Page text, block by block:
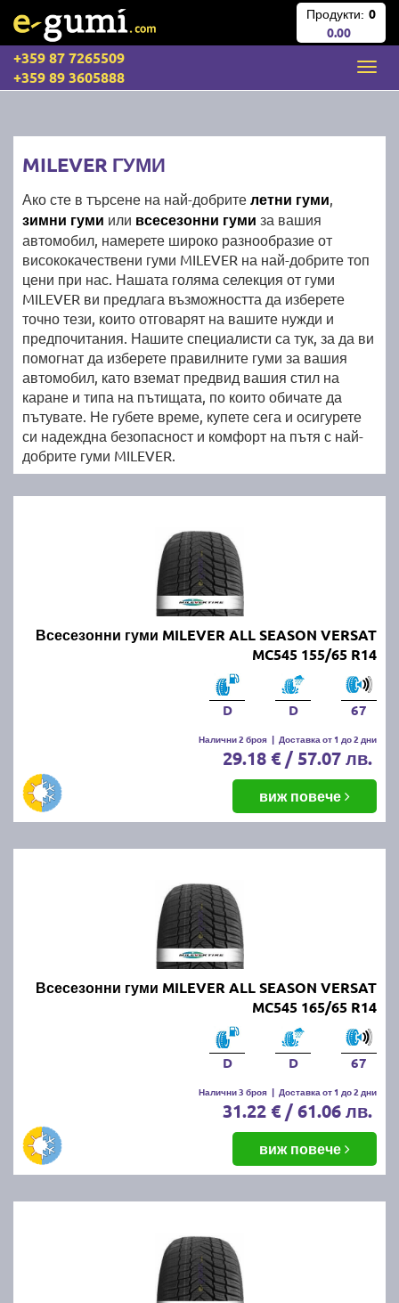
Продукти: 0
0.00
+359 87 7265509
+359 89 3605888
MILEVER ГУМИ
Ако сте в търсене на най-добрите летни гуми,
зимни гуми или всесезонни гуми за вашия
автомобил, намерете широко разнообразие от
висококачествени гуми MILEVER на най-добрите топ
цени при нас. Нашата голяма селекция от гуми
MILEVER ви предлага възможността да изберете
точно тези, които отговарят на вашите нужди и
предпочитания. Нашите специалисти са тук, за да ви
помогнат да изберете правилните гуми за вашия
автомобил, като вземат предвид вашия стил на
каране и типа на пътищата, по които обичате да
пътувате. Не губете време, купете сега и осигурете
си надеждна безопасност и комфорт на пътя с най-
добрите гуми MILEVER.
Всесезонни гуми MILEVER ALL SEASON VERSAT
MC545 155/65 R14
D D 67
Налични 2 броя | Доставка от 1 до 2 дни
29.18 € / 57.07 лв.
виж повече
Всесезонни гуми MILEVER ALL SEASON VERSAT
MC545 165/65 R14
D D 67
Налични 3 броя | Доставка от 1 до 2 дни
31.22 € / 61.06 лв.
виж повече